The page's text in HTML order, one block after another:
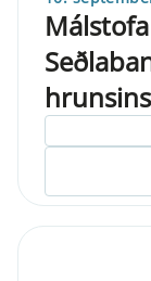
hrunsins